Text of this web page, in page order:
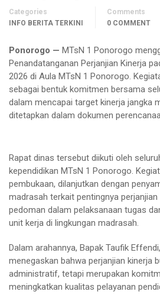
Categories
INFO BERITA TERKINI
Comments
0 COMMENT
Ponorogo — MTsN 1 Ponorogo
Penandatanganan Perjanjian Kinerja
2026 di Aula MTsN 1 Ponorogo.
sebagai bentuk komitmen bersama
dalam mencapai target kinerja jangka
ditetapkan dalam dokumen
Rapat dinas tersebut diikuti oleh
kependidikan MTsN 1 Ponorogo.
pembukaan, dilanjutkan dengan
madrasah terkait pentingnya perjanjian
pedoman dalam pelaksanaan tugas
unit kerja di lingkungan madrasah.
Dalam arahannya, Bapak Taufik
menegaskan bahwa perjanjian kinerja
administratif, tetapi merupakan
meningkatkan kualitas pelayanan